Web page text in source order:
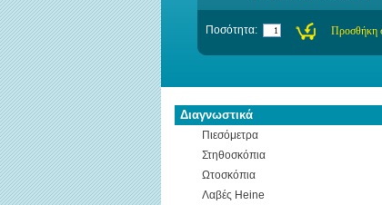
Ποσότητα:
Διαγνωστικά
Πιεσόμετρα
Στηθοσκόπια
Ωτοσκόπια
Λαβές Heine